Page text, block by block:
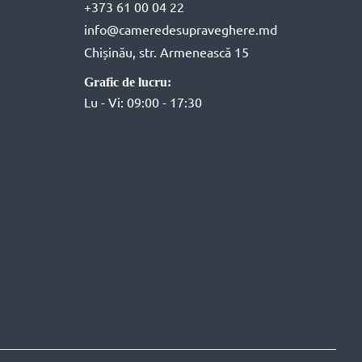
+373 61 00 04 22
info@cameredesupraveghere.md
Chișinău, str. Armenească 15
Grafic de lucru:
Lu - Vi: 09:00 - 17:30